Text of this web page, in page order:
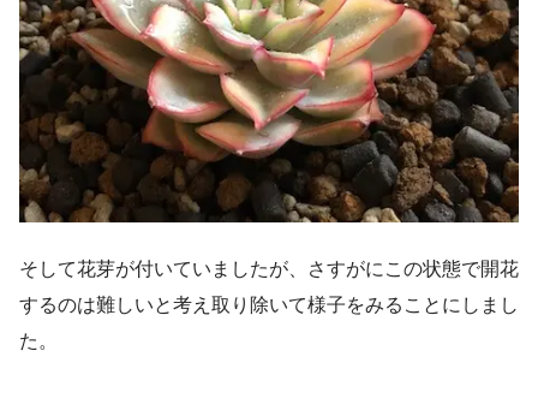
そして花芽が付いていましたが、さすがにこの状態で開花
するのは難しいと考え取り除いて様子をみることにしまし
た。